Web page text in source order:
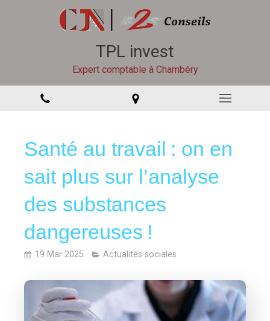
TPL invest
Expert comptable à Chambéry
Santé au travail : on en
sait plus sur l’analyse
des substances
dangereuses !
19 Mar 2025 Actualités sociales